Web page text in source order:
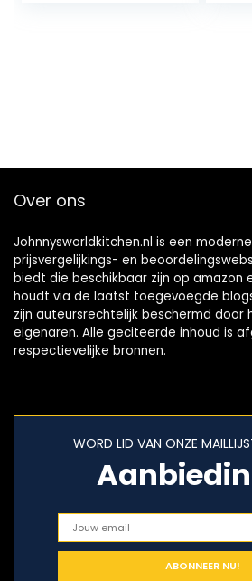
Over ons
Johnnysworldkitchen.nl is een
prijsvergelijkings- en
biedt die beschikbaar zijn op amazon
houdt via de laatst toegevoegde
zijn auteursrechtelijk beschermd door
eigenaren. Alle geciteerde inhoud is
respectievelijke bronnen.
WORD LID VAN ONZE